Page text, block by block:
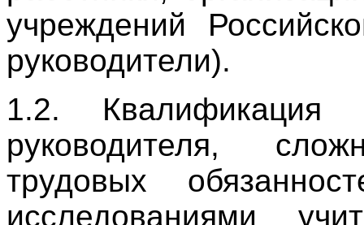
учреждений
руководители).
1.2. Квалификация
руководителя,
трудовых
исследованиями